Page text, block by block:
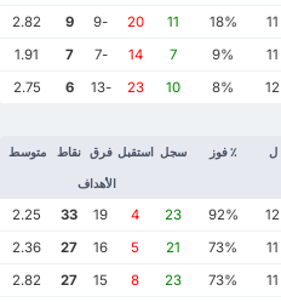
11
18%
11
20
-9
9
2.82
11
9%
7
14
-7
7
1.91
12
8%
10
23
-13
6
2.75
ل ٪ فوز سجل استقبل فرق
الأهداف
نقاط متوسط
12
92%
23
4
19
33
2.25
11
73%
21
5
16
27
2.36
11
73%
23
8
15
27
2.82